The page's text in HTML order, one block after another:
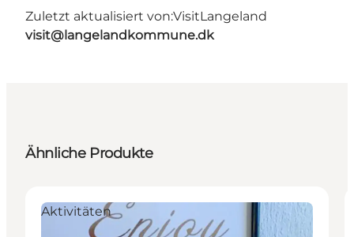
Zuletzt aktualisiert von:VisitLangeland
visit@langelandkommune.dk
Ähnliche Produkte
Aktivitäten